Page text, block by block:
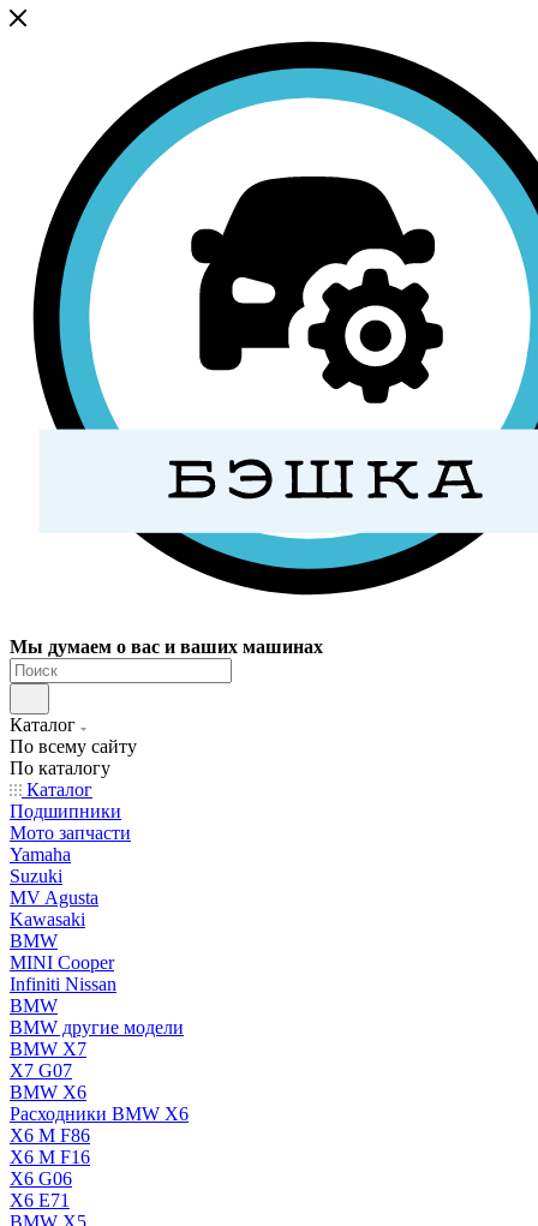
Мы думаем о вас и ваших машинах
Каталог
По всему сайту
По каталогу
Каталог
Подшипники
Мото запчасти
Yamaha
Suzuki
MV Agusta
Kawasaki
BMW
MINI Cooper
Infiniti Nissan
BMW
BMW другие модели
BMW X7
X7 G07
BMW X6
Расходники BMW X6
X6 M F86
X6 M F16
X6 G06
X6 E71
BMW X5